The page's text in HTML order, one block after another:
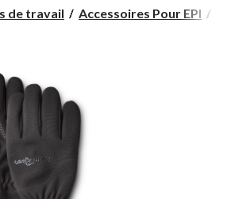
changer
de travail Accessoires Pour EPI